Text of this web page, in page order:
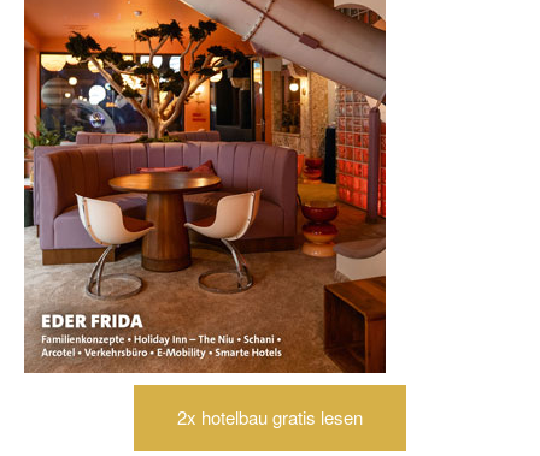
2x hotelbau gratis lesen